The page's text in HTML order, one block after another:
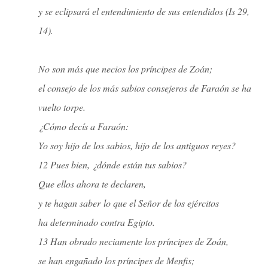
y se eclipsará el entendimiento de sus entendidos (Is 29,
14).
No son más que necios los príncipes de Zoán;
el consejo de los más sabios consejeros de Faraón se ha
vuelto torpe.
¿Cómo decís a Faraón:
Yo soy hijo de los sabios, hijo de los antiguos reyes?
12 Pues bien, ¿dónde están tus sabios?
Que ellos ahora te declaren,
y te hagan saber lo que el Señor de los ejércitos
ha determinado contra Egipto.
13 Han obrado neciamente los príncipes de Zoán,
se han engañado los príncipes de Menfis;